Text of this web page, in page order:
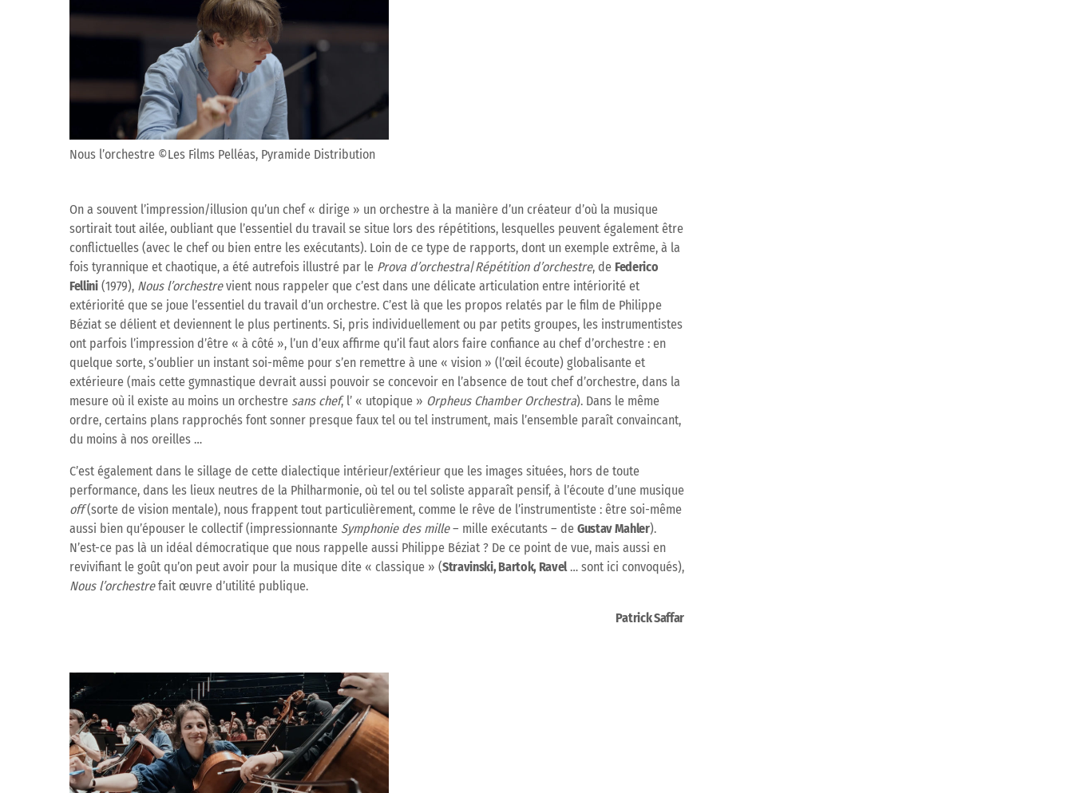
Nous l’orchestre ©Les Films Pelléas, Pyramide Distribution
On a souvent l’impression/illusion qu’un chef « dirige » un orchestre à la manière d’un créateur d’où la musique
sortirait tout ailée, oubliant que l’essentiel du travail se situe lors des répétitions, lesquelles peuvent également être
conflictuelles (avec le chef ou bien entre les exécutants). Loin de ce type de rapports, dont un exemple extrême, à la
fois tyrannique et chaotique, a été autrefois illustré par le Prova d’orchestra/Répétition d’orchestre, de Federico
Fellini(1979), Nous l’orchestrevient nous rappeler que c’est dans une délicate articulation entre intériorité et
extériorité que se joue l’essentiel du travail d’un orchestre. C’est là que les propos relatés par le film de Philippe
Béziat se délient et deviennent le plus pertinents. Si, pris individuellement ou par petits groupes, les instrumentistes
ont parfois l’impression d’être « à côté », l’un d’eux affirme qu’il faut alors faire confiance au chef d’orchestre : en
quelque sorte, s’oublier un instant soi-même pour s’en remettre à une « vision » (l’œil écoute) globalisante et
extérieure (mais cette gymnastique devrait aussi pouvoir se concevoir en l’absence de tout chef d’orchestre, dans la
mesure où il existe au moins un orchestre sans chef, l’ « utopique » Orpheus Chamber Orchestra). Dans le même
ordre, certains plans rapprochés font sonner presque faux tel ou tel instrument, mais l’ensemble paraît convaincant,
du moins à nos oreilles …
C’est également dans le sillage de cette dialectique intérieur/extérieur que les images situées, hors de toute
performance, dans les lieux neutres de la Philharmonie, où tel ou tel soliste apparaît pensif, à l’écoute d’une musique
off(sorte de vision mentale), nous frappent tout particulièrement, comme le rêve de l’instrumentiste : être soi-même
aussi bien qu’épouser le collectif (impressionnante Symphonie des mille– mille exécutants – de Gustav Mahler).
N’est-ce pas là un idéal démocratique que nous rappelle aussi Philippe Béziat ? De ce point de vue, mais aussi en
revivifiant le goût qu’on peut avoir pour la musique dite « classique » (Stravinski, Bartok, Ravel… sont ici convoqués),
Nous l’orchestrefait œuvre d’utilité publique.
Patrick Saffar